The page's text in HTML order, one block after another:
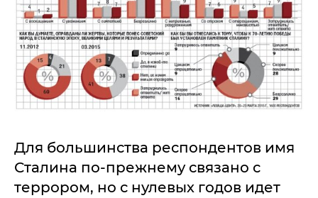
Для большинства респондентов имя
Сталина по-прежнему связано с
террором, но с нулевых годов идет